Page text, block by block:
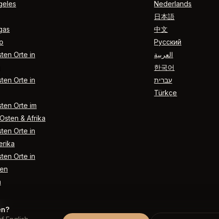
Orte in
Orte in
Orte im
& Afrika
Orte in
Orte in
Nederlands
日本語
中文
Русский
العربية
한국어
עברית
Türkçe